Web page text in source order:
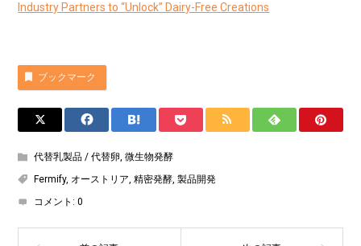
Industry Partners to “Unlock” Dairy-Free Creations
ブックマーク
代替乳製品 / 代替卵,微生物発酵
Fermify, オーストリア,精密発酵,製品開発
コメント:0